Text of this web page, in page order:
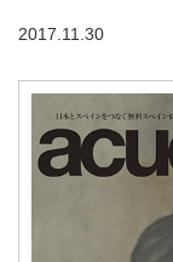
2017.11.30